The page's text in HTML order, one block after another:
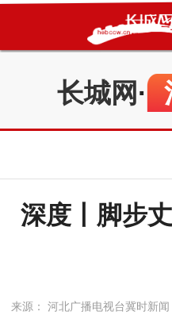
长城网 ·
深度丨脚步
来源： 河北广播电视台冀时新